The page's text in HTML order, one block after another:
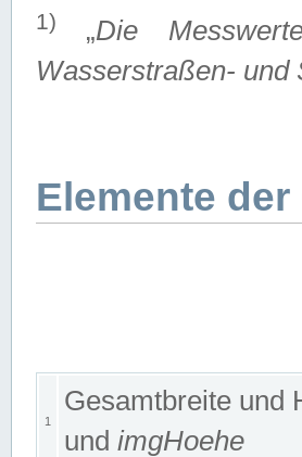
1) „Die
Wasserstraßen- und
Elemente
1
Gesamtbreite und
und imgHoehe